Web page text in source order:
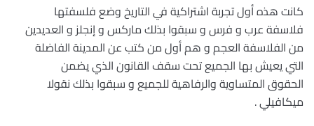
كانت هذه أول تجربة اشتراكية في التاريخ وضع فلسفتها
فلاسفة عرب و فرس و سبقوا بذلك ماركس و إنجلز و العديدين
من الفلاسفة العجم و هم أول من كتب عن المدينة الفاضلة
التي يعيش بها الجميع تحت سقف القانون الذي يضمن
الحقوق المتساوية والرفاهية للجميع و سبقوا بذلك نقولا
ميكافيلي .